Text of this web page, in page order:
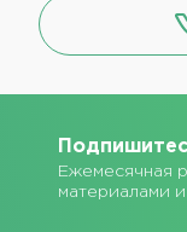
Ежемесячная
материалами